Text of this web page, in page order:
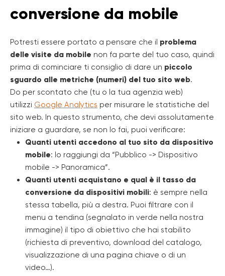
conversione da mobile
Potresti essere portato a pensare che il problema
delle visite da mobile non fa parte del tuo caso, quindi
prima di cominciare ti consiglio di dare un piccolo
sguardo alle metriche (numeri) del tuo sito web.
Do per scontato che (tu o la tua agenzia web)
utilizzi Google Analytics per misurare le statistiche del
sito web. In questo strumento, che devi assolutamente
iniziare a guardare, se non lo fai, puoi verificare:
Quanti utenti accedono al tuo sito da dispositivo
mobile: lo raggiungi da “Pubblico -> Dispositivo
mobile -> Panoramica”.
Quanti utenti acquistano e qual è il tasso da
conversione da dispositivi mobili: è sempre nella
stessa tabella, più a destra. Puoi filtrare con il
menu a tendina (segnalato in verde nella nostra
immagine) il tipo di obiettivo che hai stabilito
(richiesta di preventivo, download del catalogo,
visualizzazione di una pagina chiave o di un
video…).